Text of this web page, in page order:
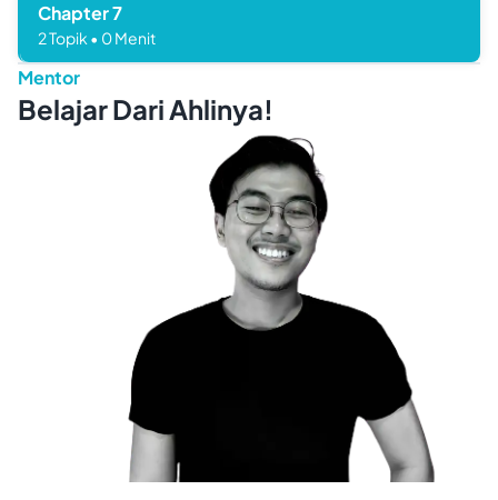
Chapter7
2Topik • 0Menit
Mentor
Belajar Dari Ahlinya!